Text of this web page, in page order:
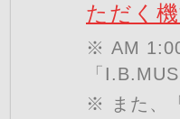
ただく
※ AM
「
※ また、